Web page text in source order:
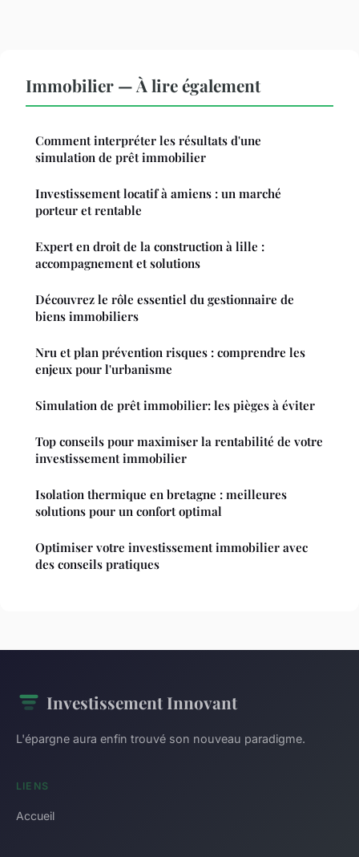
Immobilier — À lire également
Comment interpréter les résultats d'une
simulation de prêt immobilier
Investissement locatif à amiens : un marché
porteur et rentable
Expert en droit de la construction à lille :
accompagnement et solutions
Découvrez le rôle essentiel du gestionnaire de
biens immobiliers
Nru et plan prévention risques : comprendre les
enjeux pour l'urbanisme
Simulation de prêt immobilier: les pièges à éviter
Top conseils pour maximiser la rentabilité de votre
investissement immobilier
Isolation thermique en bretagne : meilleures
solutions pour un confort optimal
Optimiser votre investissement immobilier avec
des conseils pratiques
Investissement Innovant
L'épargne aura enfin trouvé son nouveau paradigme.
LIENS
Accueil